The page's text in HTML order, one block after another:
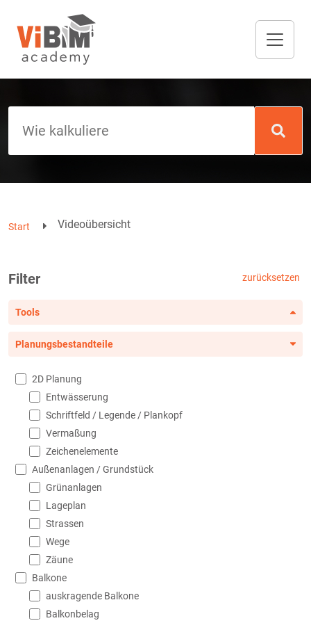
Start Videoübersicht
Filter zurücksetzen
Tools
Planungsbestandteile
2D Planung
Entwässerung
Schriftfeld / Legende / Plankopf
Vermaßung
Zeichenelemente
Außenanlagen / Grundstück
Grünanlagen
Lageplan
Strassen
Wege
Zäune
Balkone
auskragende Balkone
Balkonbelag